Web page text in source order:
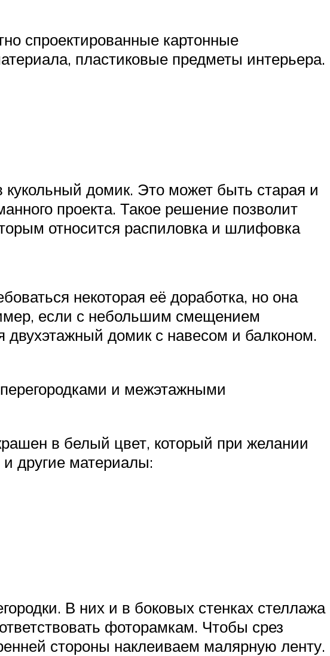
спроектированные картонные
пластиковые предметы интерьера.
домик. Это может быть старая и
проекта. Такое решение позволит
относится распиловка и шлифовка
некоторая её доработка, но она
если с небольшим смещением
двухэтажный домик с навесом и балконом.
и межэтажными
в белый цвет, который при желании
другие материалы:
В них и в боковых стенках стеллажа
фоторамкам. Чтобы срез
стороны наклеиваем малярную ленту.